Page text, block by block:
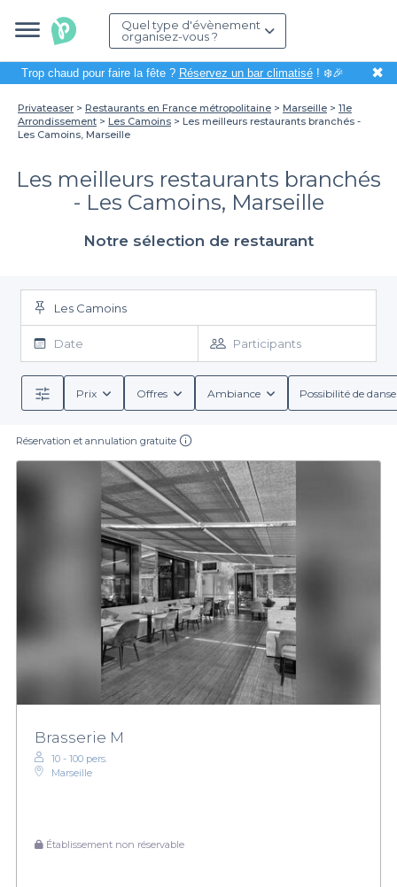
Quel type d'évènement
organisez-vous ?
Trop chaud pour faire la fête ? Réservez un bar climatisé! ❄️🎉 ✖
Privateaser Restaurants en France métropolitaine Marseille
11e
Arrondissement
Les Camoins
Les meilleurs restaurants branchés -
Les Camoins, Marseille
Les meilleurs restaurants branchés
- Les Camoins, Marseille
Notre sélection de restaurant
Les Camoins
Date Participants
Prix Offres Ambiance Possibilité de
Réservation et annulation gratuite
Brasserie M
10 - 100 pers.
Marseille
Établissement non réservable